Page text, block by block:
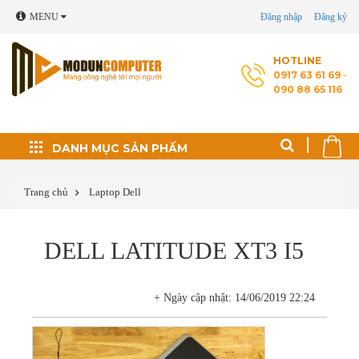
MENU
Thủ thuật máy tính
mềm theo yêu cầu
Sửa laptop
Đăng ký
Đăng nhập
HOTLINE
0917 63 61 69 -
090 88 65 116
DANH MỤC SẢN PHẤM
Trang chủ Laptop Dell
DELL LATITUDE XT3 I5
+ Ngày cập nhật: 14/06/2019 22:24